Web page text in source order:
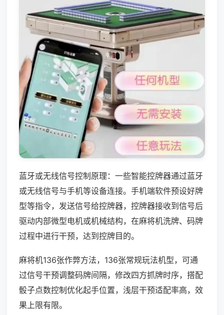
蓝牙或无线信号控制原理：一些智能控牌器通过蓝牙
或无线信号与手机等设备连接。手机端软件预设好牌
型等指令，发送信号给控牌器，控牌器接收到信号后
驱动内部微型电机或机械结构，在麻将机洗牌、码牌
过程中进行干预，达到控牌目的。
麻将机136张作弊方法，136张常规玩法机型，可通
过信号干预调整码牌间隔，修改四方抓牌时序，搭配
骰子点数控制优化起手位置，浅层干预适配率高，效
果上限有限。